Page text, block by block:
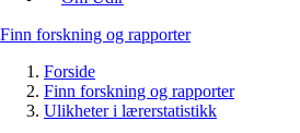
Finn forskning og rapporter
Forside
Finn forskning og rapporter
Ulikheter i lærerstatistikk